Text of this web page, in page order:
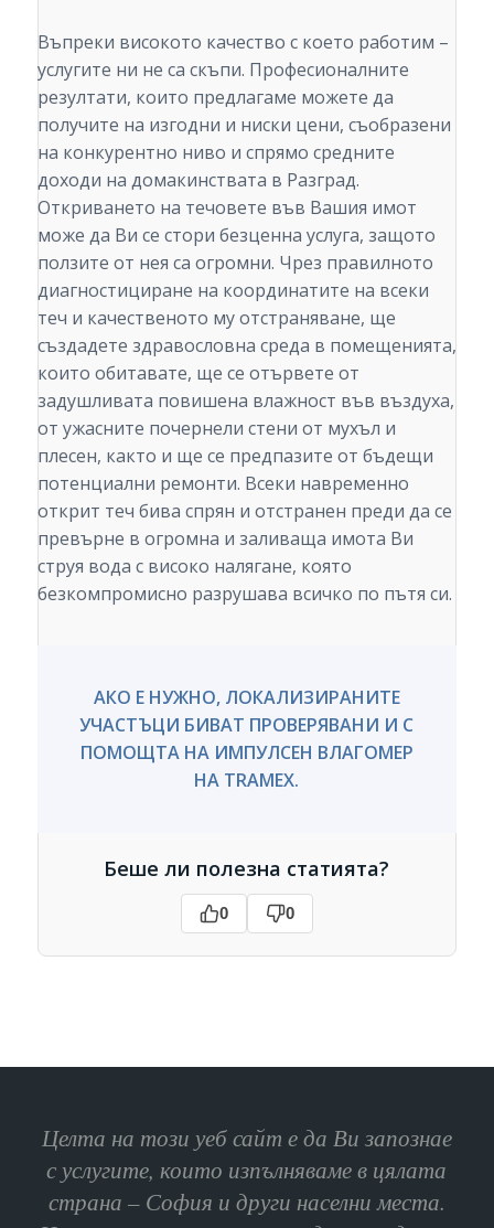
Въпреки високото качество с което работим –
услугите ни не са скъпи. Професионалните
резултати, които предлагаме можете да
получите на изгодни и ниски цени, съобразени
на конкурентно ниво и спрямо средните
доходи на домакинствата в Разград.
Откриването на течовете във Вашия имот
може да Ви се стори безценна услуга, защото
ползите от нея са огромни. Чрез правилното
диагностициране на координатите на всеки
теч и качественото му отстраняване, ще
създадете здравословна среда в помещенията,
които обитавате, ще се отървете от
задушливата повишена влажност във въздуха,
от ужасните почернели стени от мухъл и
плесен, както и ще се предпазите от бъдещи
потенциални ремонти. Всеки навременно
открит теч бива спрян и отстранен преди да се
превърне в огромна и заливаща имота Ви
струя вода с високо налягане, която
безкомпромисно разрушава всичко по пътя си.
АКО Е НУЖНО, ЛОКАЛИЗИРАНИТЕ
УЧАСТЪЦИ БИВАТ ПРОВЕРЯВАНИ И С
ПОМОЩТА НА ИМПУЛСЕН ВЛАГОМЕР
НА TRAMEX.
Беше ли полезна статията?
0 0
Целта на този уеб сайт е да Ви запознае
с услугите, които изпълняваме в цялата
страна – София и други населни места.